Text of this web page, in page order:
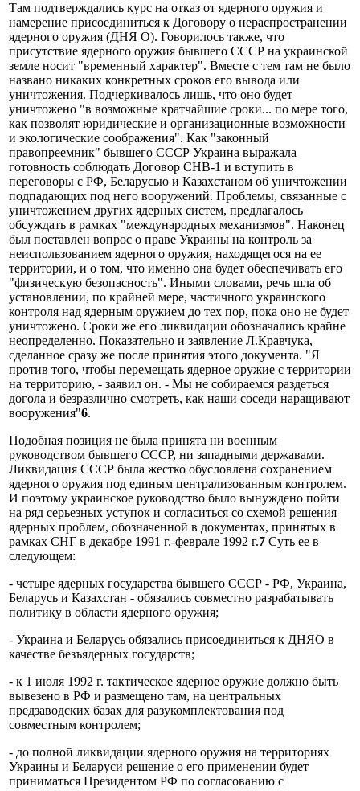
Там подтверждались курс на отказ от ядерного оружия и
намерение присоединиться к Договору о нераспространении
ядерного оружия (ДНЯ О). Говорилось также, что
присутствие ядерного оружия бывшего СССР на украинской
земле носит "временный характер". Вместе с тем там не было
названо никаких конкретных сроков его вывода или
уничтожения. Подчеркивалось лишь, что оно будет
уничтожено "в возможные кратчайшие сроки... по мере того,
как позволят юридические и организационные возможности
и экологические соображения". Как "законный
правопреемник" бывшего СССР Украина выражала
готовность соблюдать Договор СНВ-1 и вступить в
переговоры с РФ, Беларусью и Казахстаном об уничтожении
подпадающих под него вооружений. Проблемы, связанные с
уничтожением других ядерных систем, предлагалось
обсуждать в рамках "международных механизмов". Наконец
был поставлен вопрос о праве Украины на контроль за
неиспользованием ядерного оружия, находящегося на ее
территории, и о том, что именно она будет обеспечивать его
"физическую безопасность". Иными словами, речь шла об
установлении, по крайней мере, частичного украинского
контроля над ядерным оружием до тех пор, пока оно не будет
уничтожено. Сроки же его ликвидации обозначались крайне
неопределенно. Показательно и заявление Л.Кравчука,
сделанное сразу же после принятия этого документа. "Я
против того, чтобы перемещать ядерное оружие с территории
на территорию, - заявил он. - Мы не собираемся раздеться
догола и безразлично смотреть, как наши соседи наращивают
вооружения"6.
Подобная позиция не была принята ни военным
руководством бывшего СССР, ни западными державами.
Ликвидация СССР была жестко обусловлена сохранением
ядерного оружия под единым централизованным контролем.
И поэтому украинское руководство было вынуждено пойти
на ряд серьезных уступок и согласиться со схемой решения
ядерных проблем, обозначенной в документах, принятых в
рамках СНГ в декабре 1991 г.-феврале 1992 г.7 Суть ее в
следующем:
- четыре ядерных государства бывшего СССР - РФ, Украина,
Беларусь и Казахстан - обязались совместно разрабатывать
политику в области ядерного оружия;
- Украина и Беларусь обязались присоединиться к ДНЯО в
качестве безъядерных государств;
- к 1 июля 1992 г. тактическое ядерное оружие должно быть
вывезено в РФ и размещено там, на центральных
предзаводских базах для разукомплектования под
совместным контролем;
- до полной ликвидации ядерного оружия на территориях
Украины и Беларуси решение о его применении будет
приниматься Президентом РФ по согласованию с